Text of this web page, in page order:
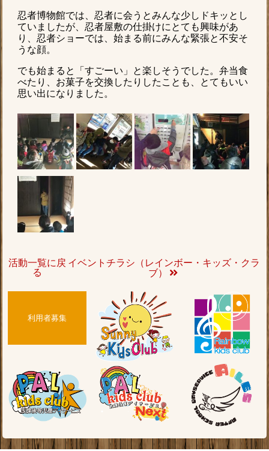
忍者博物館では、忍者に会うとみんな少しドキッとし
ていましたが、忍者屋敷の仕掛けにとても興味があ
り、忍者ショーでは、始まる前にみんな緊張と不安そ
うな顔。
でも始まると「すごーい」と楽しそうでした。弁当食
べたり、お菓子を交換したりしたことも、とてもいい
思い出になりました。
活動一覧に戻
る
イベントチラシ（レインボー・キッズ・クラ
ブ）
利用者募集